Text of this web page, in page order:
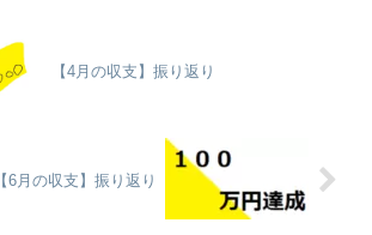
【4月の収支】振り返り
【6月の収支】振り返り